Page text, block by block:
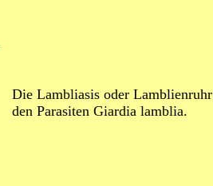
Die Lambliasis oder
den Parasiten Giardia lamblia.